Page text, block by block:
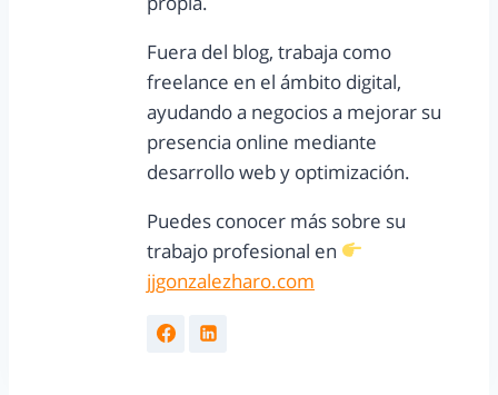
Fuera del blog, trabaja como
freelance en el ámbito digital,
ayudando a negocios a mejorar su
presencia online mediante
desarrollo web y optimización.
Puedes conocer más sobre su
trabajo profesional en
jjgonzalezharo.com